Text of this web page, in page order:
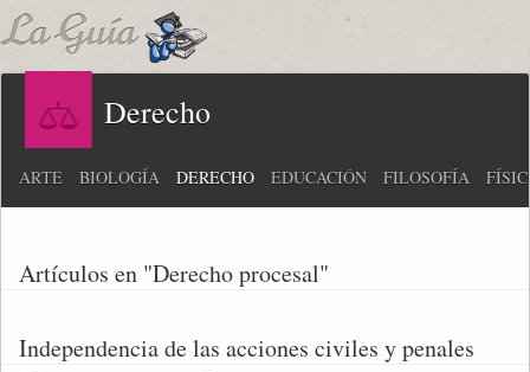
Derecho
ARTE BIOLOGÍA DERECHO EDUCACIÓN FILOSOFÍA
Artículos en "Derecho procesal"
Independencia de las acciones civiles y penales